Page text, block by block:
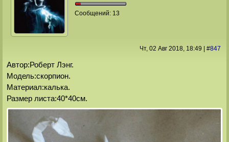
Сообщений: 13
Чт, 02 Авг 2018, 18:49 #847
Автор:Роберт Лэнг.
Модель:скорпион.
Материал:калька.
Размер листа:40*40см.